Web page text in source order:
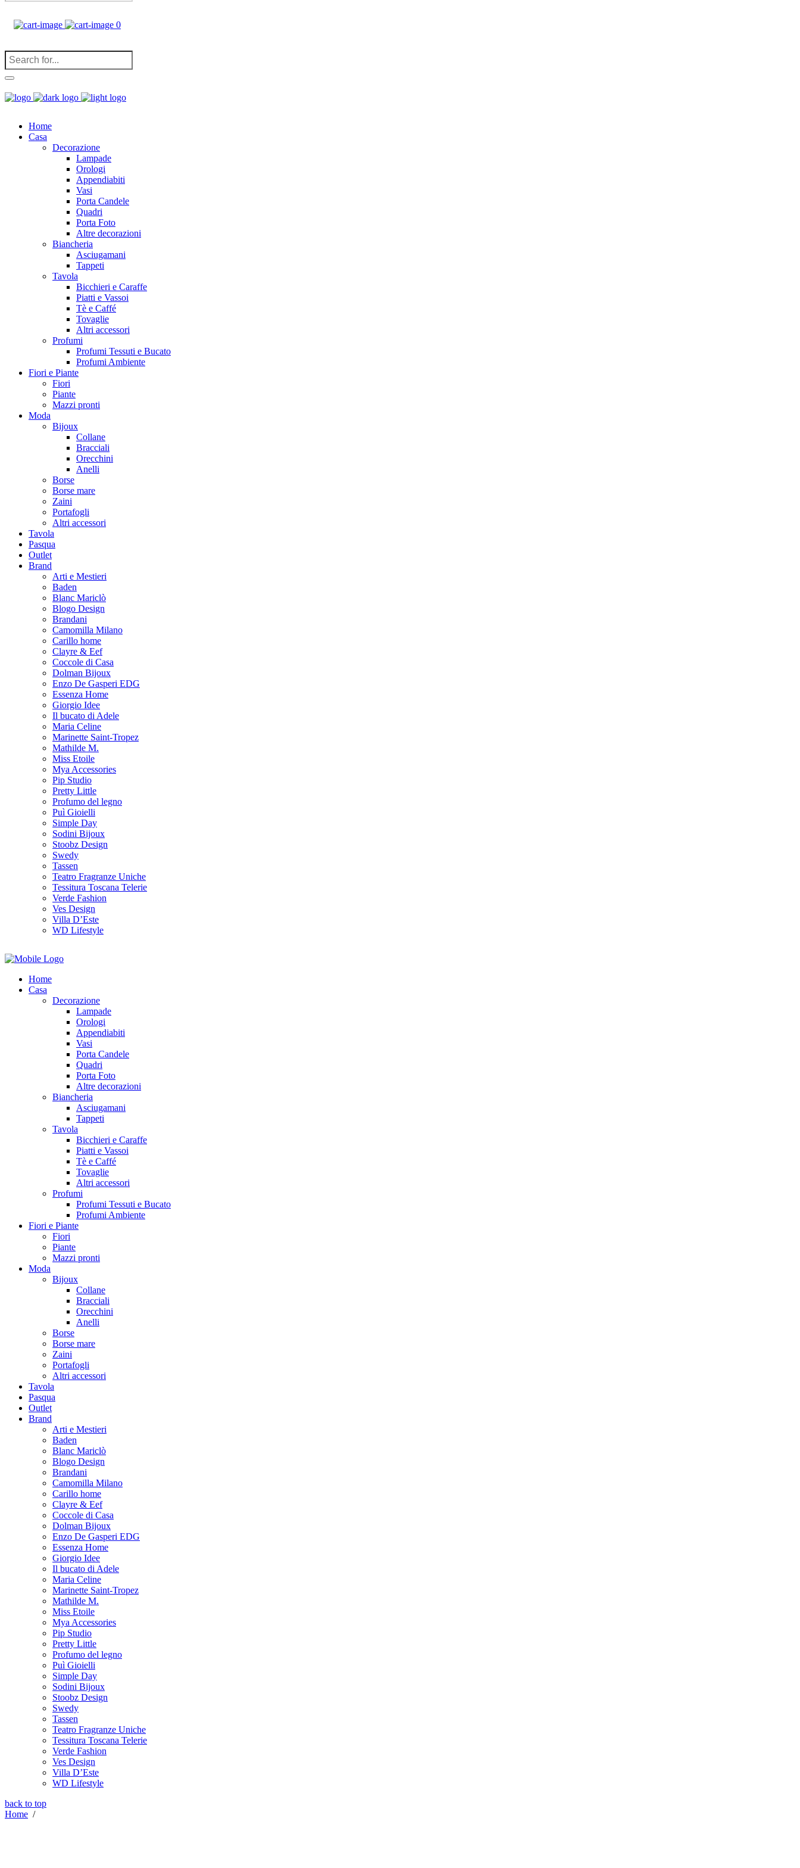
0
Home
Casa
Decorazione
Lampade
Orologi
Appendiabiti
Vasi
Porta Candele
Quadri
Porta Foto
Altre decorazioni
Biancheria
Asciugamani
Tappeti
Tavola
Bicchieri e Caraffe
Piatti e Vassoi
Tè e Caffé
Tovaglie
Altri accessori
Profumi
Profumi Tessuti e Bucato
Profumi Ambiente
Fiori e Piante
Fiori
Piante
Mazzi pronti
Moda
Bijoux
Collane
Bracciali
Orecchini
Anelli
Borse
Borse mare
Zaini
Portafogli
Altri accessori
Tavola
Pasqua
Outlet
Brand
Arti e Mestieri
Baden
Blanc Mariclò
Blogo Design
Brandani
Camomilla Milano
Carillo home
Clayre & Eef
Coccole di Casa
Dolman Bijoux
Enzo De Gasperi EDG
Essenza Home
Giorgio Idee
Il bucato di Adele
Maria Celine
Marinette Saint-Tropez
Mathilde M.
Miss Etoile
Mya Accessories
Pip Studio
Pretty Little
Profumo del legno
Puì Gioielli
Simple Day
Sodini Bijoux
Stoobz Design
Swedy
Tassen
Teatro Fragranze Uniche
Tessitura Toscana Telerie
Verde Fashion
Ves Design
Villa D’Este
WD Lifestyle
Home
Casa
Decorazione
Lampade
Orologi
Appendiabiti
Vasi
Porta Candele
Quadri
Porta Foto
Altre decorazioni
Biancheria
Asciugamani
Tappeti
Tavola
Bicchieri e Caraffe
Piatti e Vassoi
Tè e Caffé
Tovaglie
Altri accessori
Profumi
Profumi Tessuti e Bucato
Profumi Ambiente
Fiori e Piante
Fiori
Piante
Mazzi pronti
Moda
Bijoux
Collane
Bracciali
Orecchini
Anelli
Borse
Borse mare
Zaini
Portafogli
Altri accessori
Tavola
Pasqua
Outlet
Brand
Arti e Mestieri
Baden
Blanc Mariclò
Blogo Design
Brandani
Camomilla Milano
Carillo home
Clayre & Eef
Coccole di Casa
Dolman Bijoux
Enzo De Gasperi EDG
Essenza Home
Giorgio Idee
Il bucato di Adele
Maria Celine
Marinette Saint-Tropez
Mathilde M.
Miss Etoile
Mya Accessories
Pip Studio
Pretty Little
Profumo del legno
Puì Gioielli
Simple Day
Sodini Bijoux
Stoobz Design
Swedy
Tassen
Teatro Fragranze Uniche
Tessitura Toscana Telerie
Verde Fashion
Ves Design
Villa D’Este
WD Lifestyle
back to top
Home /